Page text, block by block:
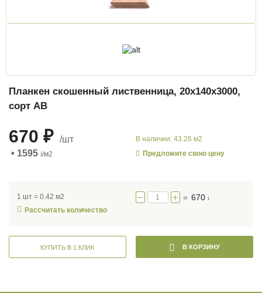
Планкен скошенный лиственница, 20х140х3000,
сорт АВ
670 ₽ /шт
• 1595 i/м2
В наличии: 43.26 м2
Предложите свою цену
1 шт = 0.42 м2
Рассчитать количество
= 670 i
КУПИТЬ В 1 КЛИК В КОРЗИНУ